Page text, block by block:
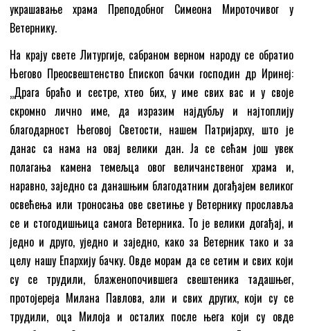
украшавање храма Преподобног Симеона Мироточивог у
Ветернику.
На крају свете Литургије, сабраном верном народу се обратио
Његово Преосвештенство Епископ бачки господин др Иринеј:
„Драга браћо и сестре, хтео бих, у име свих вас и у своје
скромно лично име, да изразим најдубљу и најтоплију
благодарност Његовој Светости, нашем Патријарху, што је
данас са нама на овај велики дан. Ја се сећам још увек
полагања камена темељца овог величанственог храма и,
наравно, заједно са данашњим благодатним догађајем великог
освећења или троносања ове светиње у Ветернику прославља
се и стогодишњица самога Ветерника. То је велики догађај, и
једно и друго, уједно и заједно, како за Ветерник тако и за
целу нашу Епархију бачку. Овде морам да се сетим и свих који
су се трудили, блаженопочившега свештеника тадашњег,
протојереја Милана Павлова, али и свих других, који су се
трудили, оца Милоја и осталих после њега који су овде